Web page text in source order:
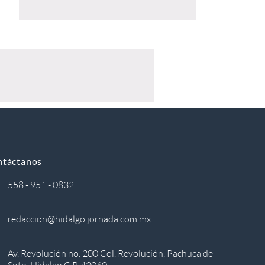
558 - 951 - 0832
redaccion@hidalgo.jornada.com.mx
Av. Revolución no. 200 Col. Revolución, Pachuca de